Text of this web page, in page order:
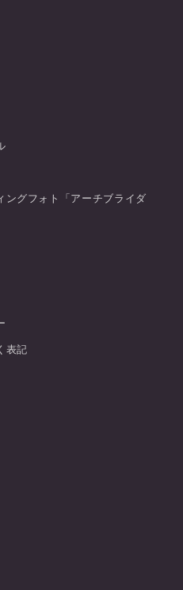
ングフォト「アーチブライダ
表記